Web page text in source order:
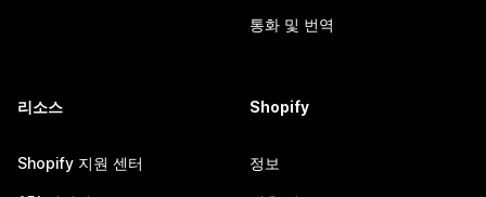
통화 및 번역
리소스
Shopify 지원 센터
Shopify
정보